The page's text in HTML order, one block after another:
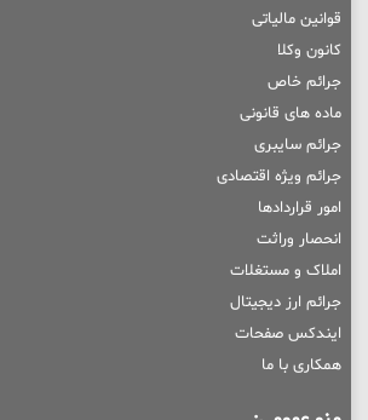
قوانین مالیاتی
کانون وکلا
جرائم خاص
ماده های قانونی
جرائم سایبری
جرائم ویژه اقتصادی
امور قراردادها
انحصار وراثت
املاک و مستغلات
جرائم ارز دیجیتال
ایندکس صفحات
همکاری با ما